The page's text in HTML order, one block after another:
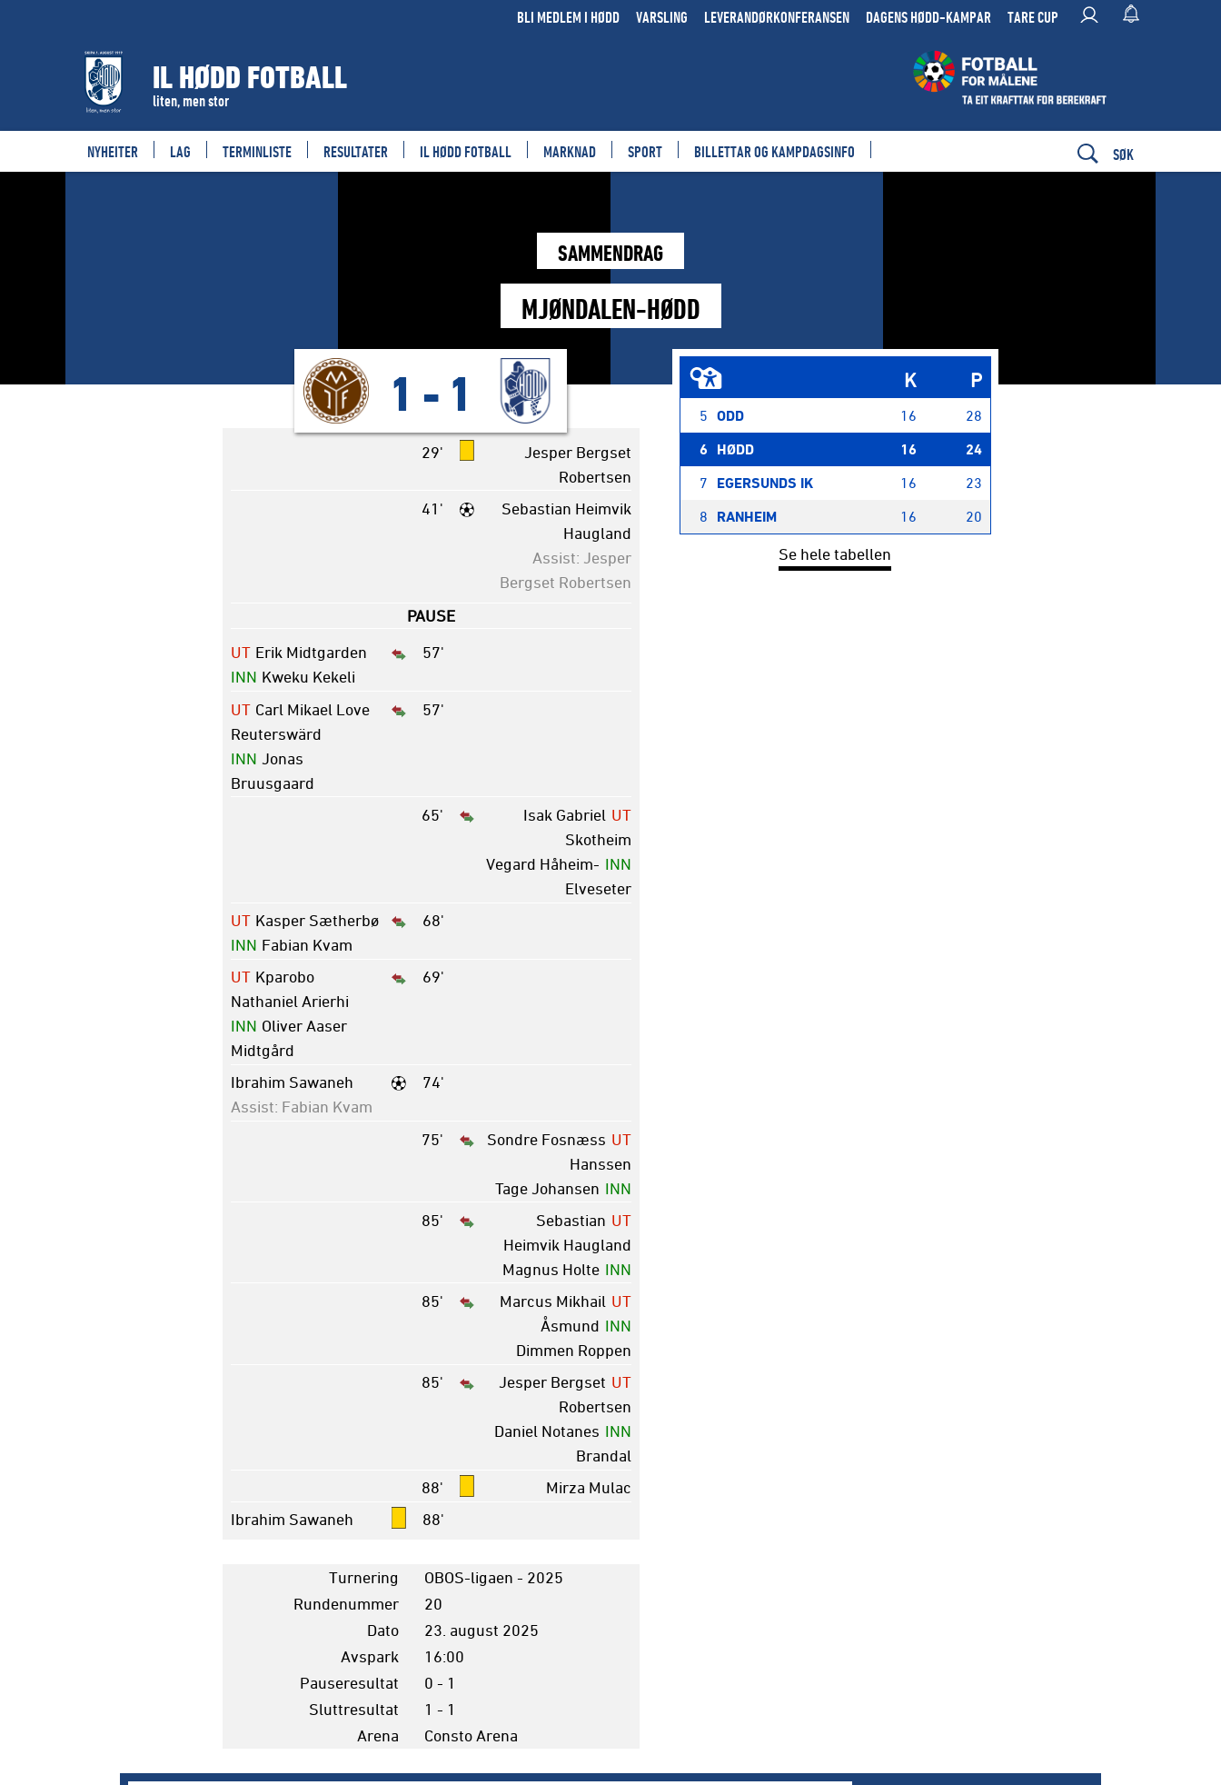
BLI MEDLEM I HØDD VARSLING LEVERANDØRKONFERANSEN DAGENS HØDD-KAMPAR TARE CUP
IL HØDD FOTBALL
liten, men stor
NYHEITER LAG TERMINLISTE RESULTATER IL HØDD FOTBALL MARKNAD SPORT BILLETTAR OG KAMPDAGSINFO SØK
SAMMENDRAG
MJØNDALEN-HØDD
1 - 1
29'
Jesper Bergset
Robertsen
41'
Sebastian Heimvik
Haugland
Assist: Jesper
Bergset Robertsen
PAUSE
57'
UT Erik Midtgarden
INN Kweku Kekeli
57'
UT Carl Mikael Love
Reuterswärd
INN Jonas
Bruusgaard
65'
UT
Isak Gabriel
Skotheim
INN
Vegard Håheim-
Elveseter
68'
UT Kasper Sætherbø
INN Fabian Kvam
69'
UT Kparobo
Nathaniel Arierhi
INN Oliver Aaser
Midtgård
74'
Ibrahim Sawaneh
Assist: Fabian Kvam
75'
UT
Sondre Fosnæss
Hanssen
INN
Tage Johansen
85'
UT
Sebastian
Heimvik Haugland
INN
Magnus Holte
85'
UT
Marcus Mikhail
INN
Åsmund
Dimmen Roppen
85'
UT
Jesper Bergset
Robertsen
INN
Daniel Notanes
Brandal
88'
Mirza Mulac
88'
Ibrahim Sawaneh
Turnering
OBOS-ligaen - 2025
Rundenummer
20
Dato
23. august 2025
Avspark
16:00
Pauseresultat
0 - 1
Sluttresultat
1 - 1
Arena
Consto Arena
K P
5 ODD 16 28
6 HØDD 16 24
7 EGERSUNDS IK 16 23
8 RANHEIM 16 20
Se hele tabellen